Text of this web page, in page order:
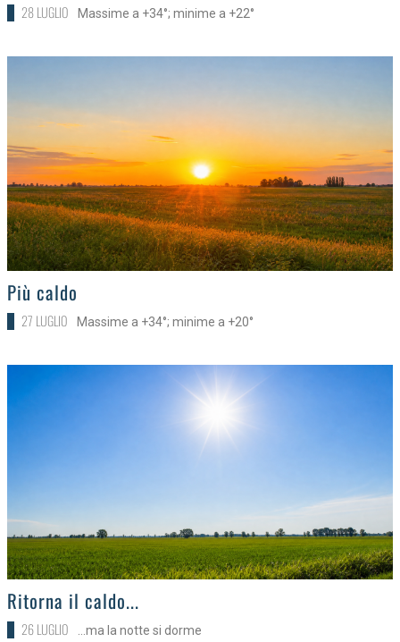
28 LUGLIO Massime a +34°; minime a +22°
>
Più caldo
27 LUGLIO Massime a +34°; minime a +20°
>
Ritorna il caldo...
26 LUGLIO ...ma la notte si dorme